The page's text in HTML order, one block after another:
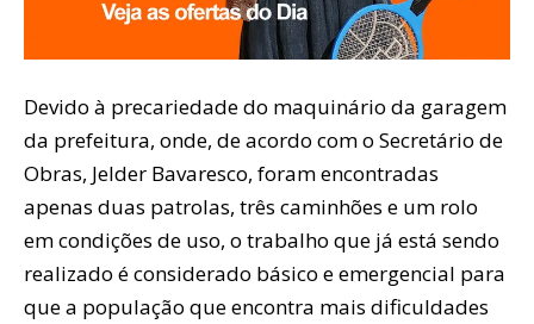
Devido à precariedade do maquinário da garagem
da prefeitura, onde, de acordo com o Secretário de
Obras, Jelder Bavaresco, foram encontradas
apenas duas patrolas, três caminhões e um rolo
em condições de uso, o trabalho que já está sendo
realizado é considerado básico e emergencial para
que a população que encontra mais dificuldades